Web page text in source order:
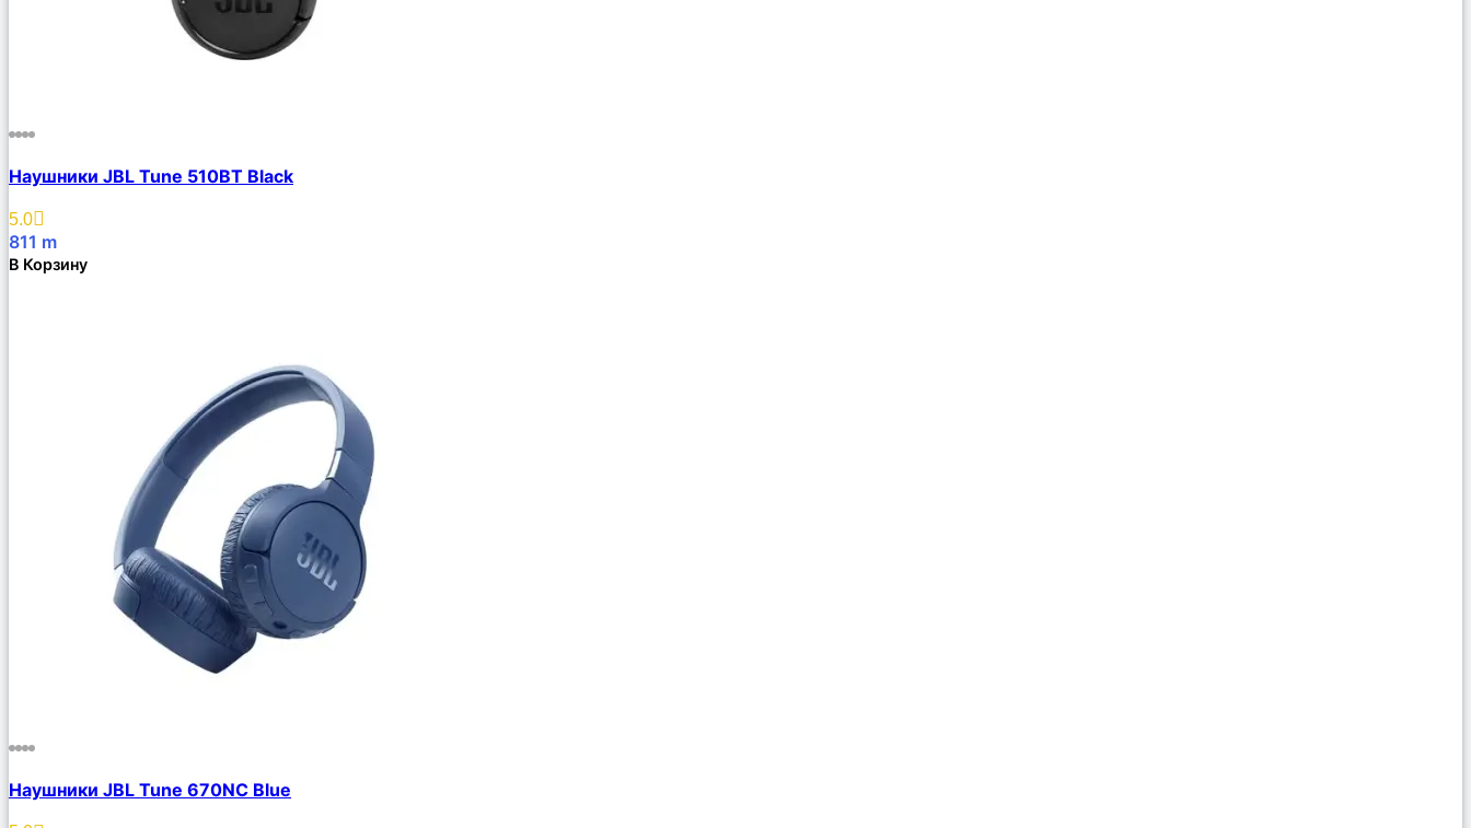
Наушники JBL Tune 510BT Black
5.0
811 m
В Корзину
Наушники JBL Tune 670NC Blue